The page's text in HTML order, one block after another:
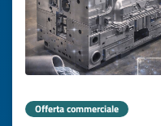
Offerta commerciale